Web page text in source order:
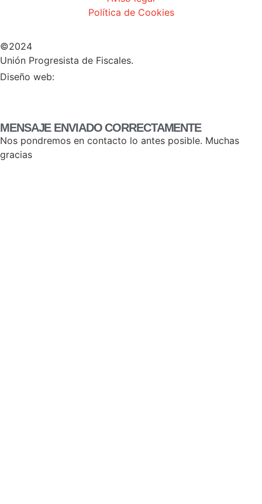
Política de Cookies
©2024
Unión Progresista de Fiscales.
Diseño web:
MENSAJE ENVIADO CORRECTAMENTE
Nos pondremos en contacto lo antes posible. Muchas
gracias